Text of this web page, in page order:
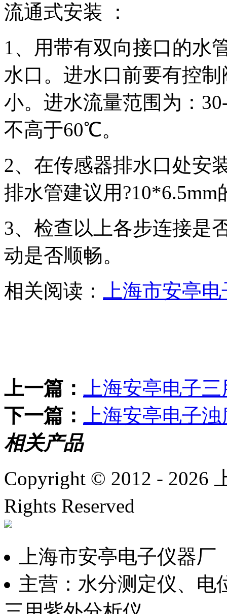
流通式安装 ：
1、用带有双向接口的水
水口。进水口前要有控
小。进水流量范围为：
不高于60℃。
2、在传感器排水口处安
排水管建议用
3、检查以上各步连接是
动是否顺畅。
相关阅读：
上海市安亭
上一篇：
上海安亭电子
下一篇：
上海安亭电子
相关产品
Copyright © 2012 - 2026
Rights Reserved
上海市安亭电子仪器厂
主营：水分测定仪、电